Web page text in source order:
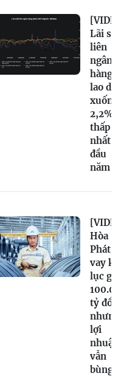
Lãi
liên
ngân
hàng
lao dốc
xuống
2,2%,
thấp
nhất
đầu
năm
Hòa
Phát
vay kỷ
lục
tỷ
nhưng
lợi
nhuận
vẫn
bùng